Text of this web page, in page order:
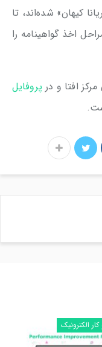
کیهان» شده‌اند، تا
اخذ گواهینامه را
افتا و در پروفایل
الکترونیک